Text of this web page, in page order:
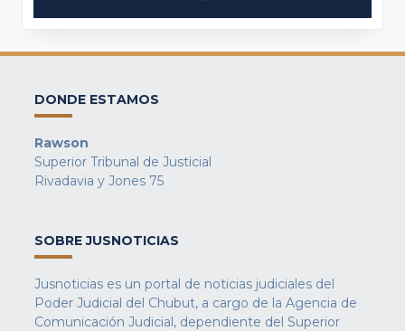
DONDE ESTAMOS
Rawson
Superior Tribunal de Justicial
Rivadavia y Jones 75
SOBRE JUSNOTICIAS
Jusnoticias es un portal de noticias judiciales del
Poder Judicial del Chubut, a cargo de la Agencia de
Comunicación Judicial, dependiente del Superior